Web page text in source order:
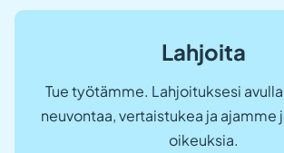
Lahjoita
Tue työtämme. Lahjoituksesi
neuvontaa, vertaistukea ja ajamme
oikeuksia.